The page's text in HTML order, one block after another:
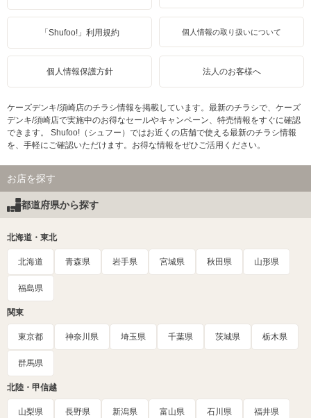
「Shufoo!」利用規約 個人情報の取り扱いについて
個人情報保護方針 法人のお客様へ
ケーズデンキ/須崎店のチラシ情報を掲載しています。最新のチラシで、ケーズ
デンキ/須崎店で実施中のお得なセールやキャンペーン、特売情報をすぐに確認
できます。 Shufoo!（シュフー）ではお近くの店舗で使える最新のチラシ情報
を、手軽にご確認いただけます。お得な情報をぜひご活用ください。
お店を探す
都道府県から探す
北海道・東北
北海道 青森県 岩手県 宮城県 秋田県 山形県
福島県
関東
東京都 神奈川県 埼玉県 千葉県 茨城県 栃木県
群馬県
北陸・甲信越
山梨県 長野県 新潟県 富山県 石川県 福井県